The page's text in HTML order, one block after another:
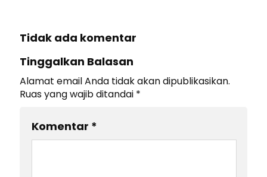
Tidak ada komentar
Tinggalkan Balasan
Alamat email Anda tidak akan dipublikasikan.
Ruas yang wajib ditandai *
Komentar *